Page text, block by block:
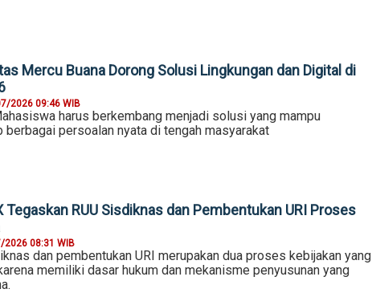
Mercu Buana Dorong Solusi Lingkungan dan Digital di
2026 09:46 WIB
harus berkembang menjadi solusi yang mampu
berbagai persoalan nyata di tengah masyarakat
Tegaskan RUU Sisdiknas dan Pembentukan URI Proses
2026 08:31 WIB
dan pembentukan URI merupakan dua proses kebijakan yang
memiliki dasar hukum dan mekanisme penyusunan yang